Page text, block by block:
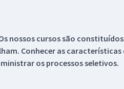
nossos cursos são
Conhecer as características
os processos seletivos.